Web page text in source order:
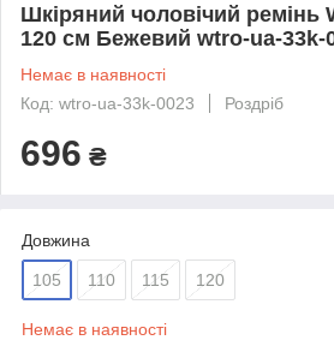
Шкіряний чоловічий ремінь
120 см Бежевий wtro-ua-33k-
Немає в наявності
Код: wtro-ua-33k-0023
Роздріб
696 ₴
Довжина
105 110 115 120
Немає в наявності